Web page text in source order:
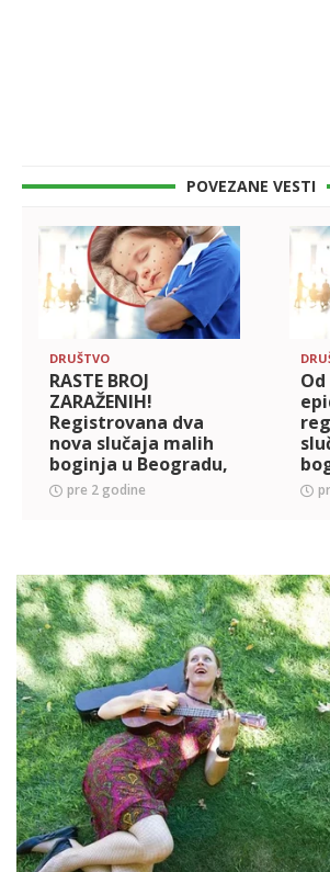
POVEZANE VESTI
DRUŠTVO
RASTE BROJ
ZARAŽENIH!
Registrovana dva
nova slučaja malih
boginja u Beogradu,
hospitalizovan
muškarac (45) i dete
pre 2 godine